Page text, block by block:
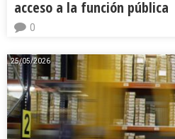
acceso a la función pública
0
25/05/2026